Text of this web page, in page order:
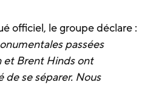
officiel, le groupe déclare :
passées
et Brent Hinds ont
se séparer. Nous